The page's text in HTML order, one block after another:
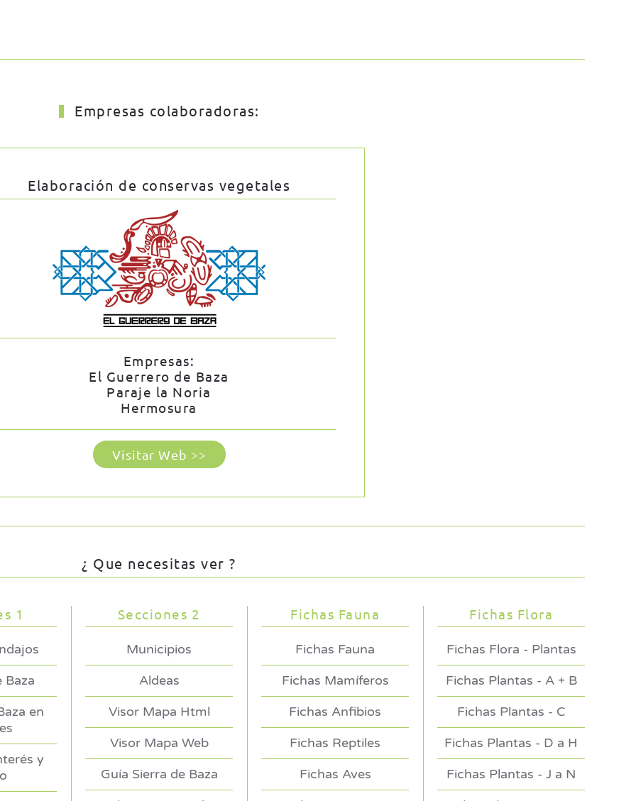
Empresas colaboradoras:
Elaboración de conservas vegetales
Empresas:
El Guerrero de Baza
Paraje la Noria
Hermosura
Visitar Web >>
¿ Que necesitas ver ?
1
Baza
en
y
Secciones 2
Municipios
Aldeas
Visor Mapa Html
Visor Mapa Web
Guía Sierra de Baza
Fichas Fauna
Fichas Fauna
Fichas Mamíferos
Fichas Anfibios
Fichas Reptiles
Fichas Aves
Fichas Flora
Fichas Flora - Plantas
Fichas Plantas - A + B
Fichas Plantas - C
Fichas Plantas - D a H
Fichas Plantas - J a N